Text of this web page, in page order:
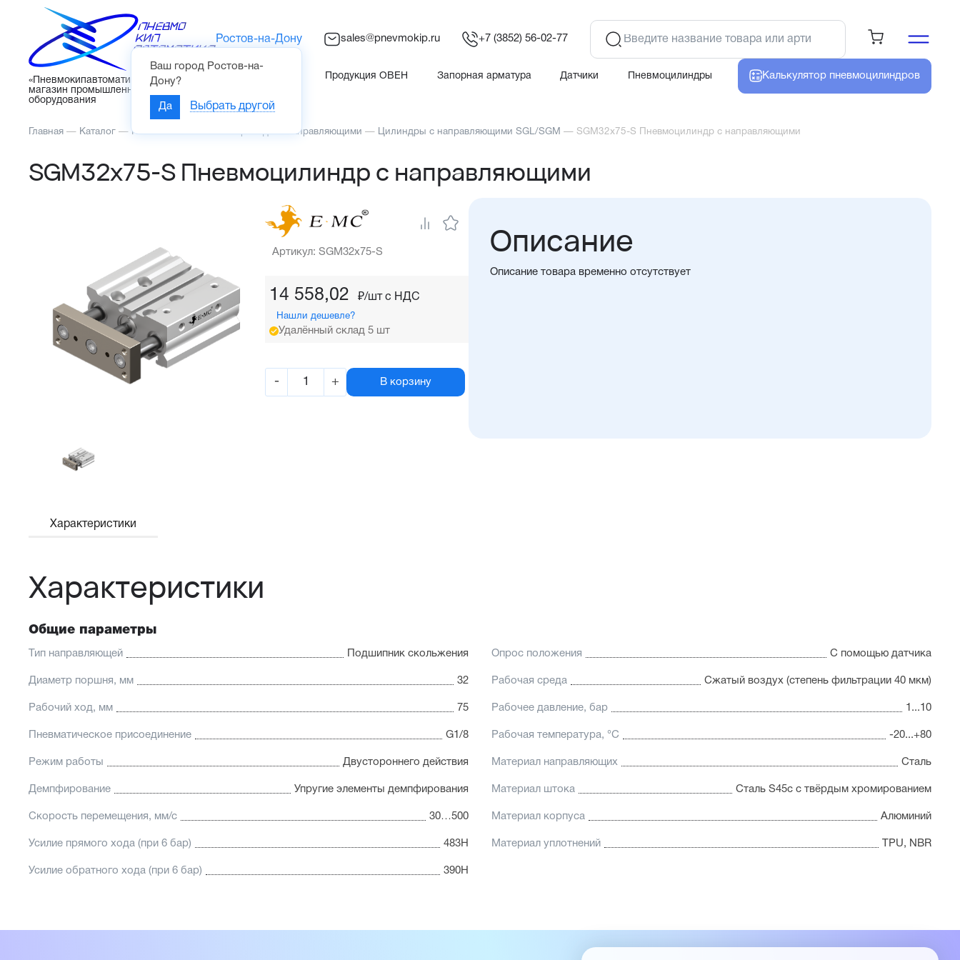
«Пневмокипавтоматика» – интернет-
магазин промышленного
оборудования
Ростов-на-Дону
Ваш город Ростов-на-
Дону?
Да Выбрать другой
sales@pnevmokip.ru +7 (3852) 56-02-77
Продукция ОВЕН Запорная арматура Датчики Пневмоцилиндры Калькулятор пневмоцилиндров
Главная — Каталог — Пневмоавтоматика —Приводы с направляющими — Цилиндры с направляющими SGL/SGM — SGM32x75-S Пневмоцилиндр с направляющими
SGM32x75-S Пневмоцилиндр с направляющими
Артикул: SGM32x75-S
14 558,02 ₽/шт c НДС
Нашли дешевле?
Удалённый склад 5 шт
- + В корзину
Описание
Описание товара временно отсутствует
Характеристики
Характеристики
Общие параметры
Тип направляющей Подшипник скольжения Опрос положения С помощью датчика
Диаметр поршня, мм 32 Рабочая среда Сжатый воздух (степень фильтрации 40 мкм)
Рабочий ход, мм 75 Рабочее давление, бар 1...10
Пневматическое присоединение G1/8 Рабочая температура, °С -20...+80
Режим работы Двустороннего действия Материал направляющих Сталь
Демпфирование Упругие элементы демпфирования Материал штока Сталь S45c с твёрдым хромированием
Скорость перемещения, мм/с 30…500 Материал корпуса Алюминий
Усилие прямого хода (при 6 бар) 483Н Материал уплотнений TPU, NBR
Усилие обратного хода (при 6 бар) 390Н